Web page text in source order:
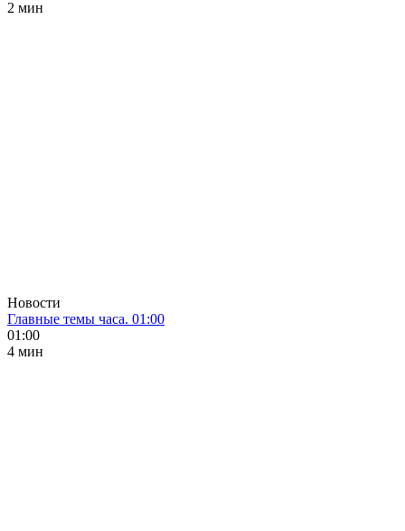
2 мин
Новости
Главные темы часа. 01:00
01:00
4 мин